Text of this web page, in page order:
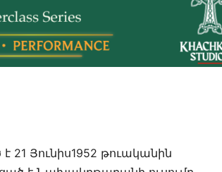
21 Յունիս1952 թուականին